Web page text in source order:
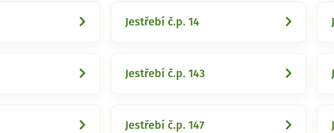
Jestřebí č.p. 14
Jestřebí č.p. 143
Jestřebí č.p. 147